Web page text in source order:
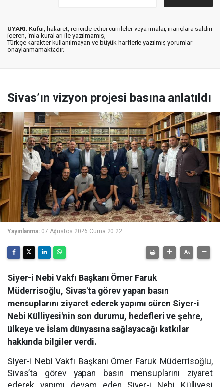
UYARI: Küfür, hakaret, rencide edici cümleler veya imalar, inançlara saldırı
içeren, imla kuralları ile yazılmamış,
Türkçe karakter kullanılmayan ve büyük harflerle yazılmış yorumlar
onaylanmamaktadır.
Sivas’ın vizyon projesi basına anlatıldı
Yayınlanma: 07 Ağustos 2026 Cuma 20:22
Siyer-i Nebi Vakfı Başkanı Ömer Faruk
Müderrisoğlu, Sivas'ta görev yapan basın
mensuplarını ziyaret ederek yapımı süren Siyer-i
Nebi Külliyesi'nin son durumu, hedefleri ve şehre,
ülkeye ve İslam dünyasına sağlayacağı katkılar
hakkında bilgiler verdi.
Siyer-i Nebi Vakfı Başkanı Ömer Faruk Müderrisoğlu,
Sivas’ta görev yapan basın mensuplarını ziyaret
ederek yapımı devam eden Siyer-i Nebi Külliyesi